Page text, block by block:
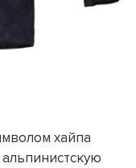
хайпа